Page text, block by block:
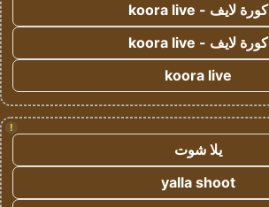
كورة لايف - koora live
كورة لايف - koora live
koora live
!
يلا شوت
yalla shoot